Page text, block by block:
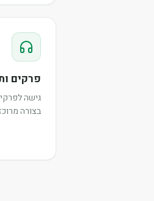
פרקים
גישה
בצורה